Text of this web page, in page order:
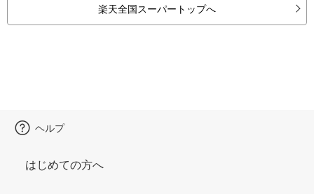
楽天全国スーパートップへ
ヘルプ
はじめての方へ